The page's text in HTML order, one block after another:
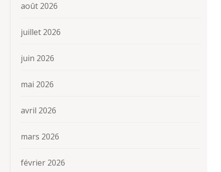
août 2026
juillet 2026
juin 2026
mai 2026
avril 2026
mars 2026
février 2026